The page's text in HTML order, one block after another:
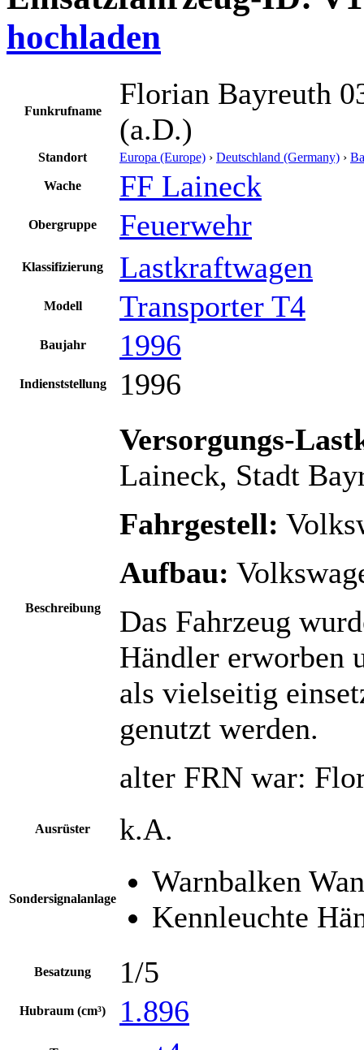
hochladen
Funkrufname
Florian Bayreuth
(a.D.)
Standort Europa (Europe) › Deutschland (Germany) ›
Wache FF Laineck
Obergruppe Feuerwehr
Klassifizierung Lastkraftwagen
Modell Transporter T4
Baujahr 1996
Indienststellung 1996
Beschreibung
Versorgungs-
Laineck, Stadt
Fahrgestell:
Aufbau:
Das Fahrzeug
Händler erworben
als vielseitig
genutzt werden.
alter FRN war:
Ausrüster k.A.
Sondersignalanlage
Warnbalken
Kennleuchte
Besatzung 1/5
Hubraum (cm³) 1.896